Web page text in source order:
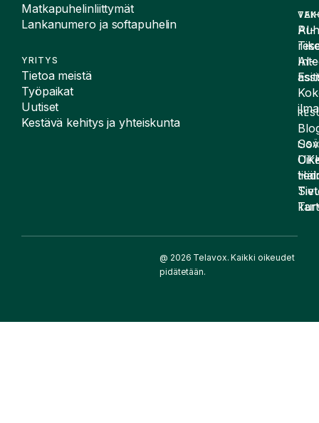
Matkapuhelinliittymät
Lankanumero ja softapuhelin
YRITYS
Tietoa meistä
Työpaikat
Uutiset
Kestävä kehitys ja yhteiskunta
AI-
AI-
@ 2026 Telavox. Kaikki oikeudet
pidätetään.